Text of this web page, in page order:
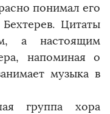
понимал его
Цитаты
а настоящим
напоминая о
музыка в
группа хора